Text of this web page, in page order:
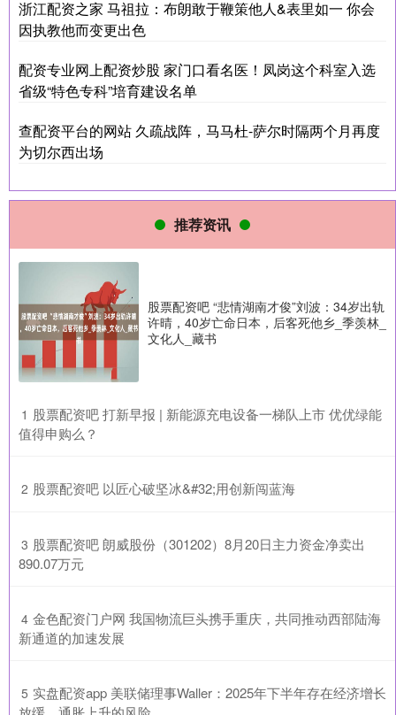
浙江配资之家 马祖拉：布朗敢于鞭策他人&表里如一 你会
因执教他而变更出色
配资专业网上配资炒股 家门口看名医！凤岗这个科室入选
省级“特色专科”培育建设名单
查配资平台的网站 久疏战阵，马马杜-萨尔时隔两个月再度
为切尔西出场
推荐资讯
股票配资吧 “悲情湖南才俊”刘波：34岁出轨
许晴，40岁亡命日本，后客死他乡_季羡林_
文化人_藏书
1 ​股票配资吧 打新早报 | 新能源充电设备一梯队上市 优优绿能
值得申购么？
2 ​股票配资吧 以匠心破坚冰&#32;用创新闯蓝海
3 ​股票配资吧 朗威股份（301202）8月20日主力资金净卖出
890.07万元
4 ​金色配资门户网 我国物流巨头携手重庆，共同推动西部陆海
新通道的加速发展
5 ​实盘配资app 美联储理事Waller：2025年下半年存在经济增长